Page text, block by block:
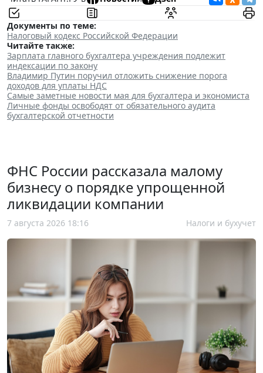
Документы по теме:
Налоговый кодекс Российской Федерации
Читайте также:
Зарплата главного бухгалтера учреждения подлежит
индексации по закону
Владимир Путин поручил отложить снижение порога
доходов для уплаты НДС
Самые заметные новости мая для бухгалтера и экономиста
Личные фонды освободят от обязательного аудита
бухгалтерской отчетности
ФНС России рассказала малому
бизнесу о порядке упрощенной
ликвидации компании
7 августа 2026 18:16 Налоги и бухучет